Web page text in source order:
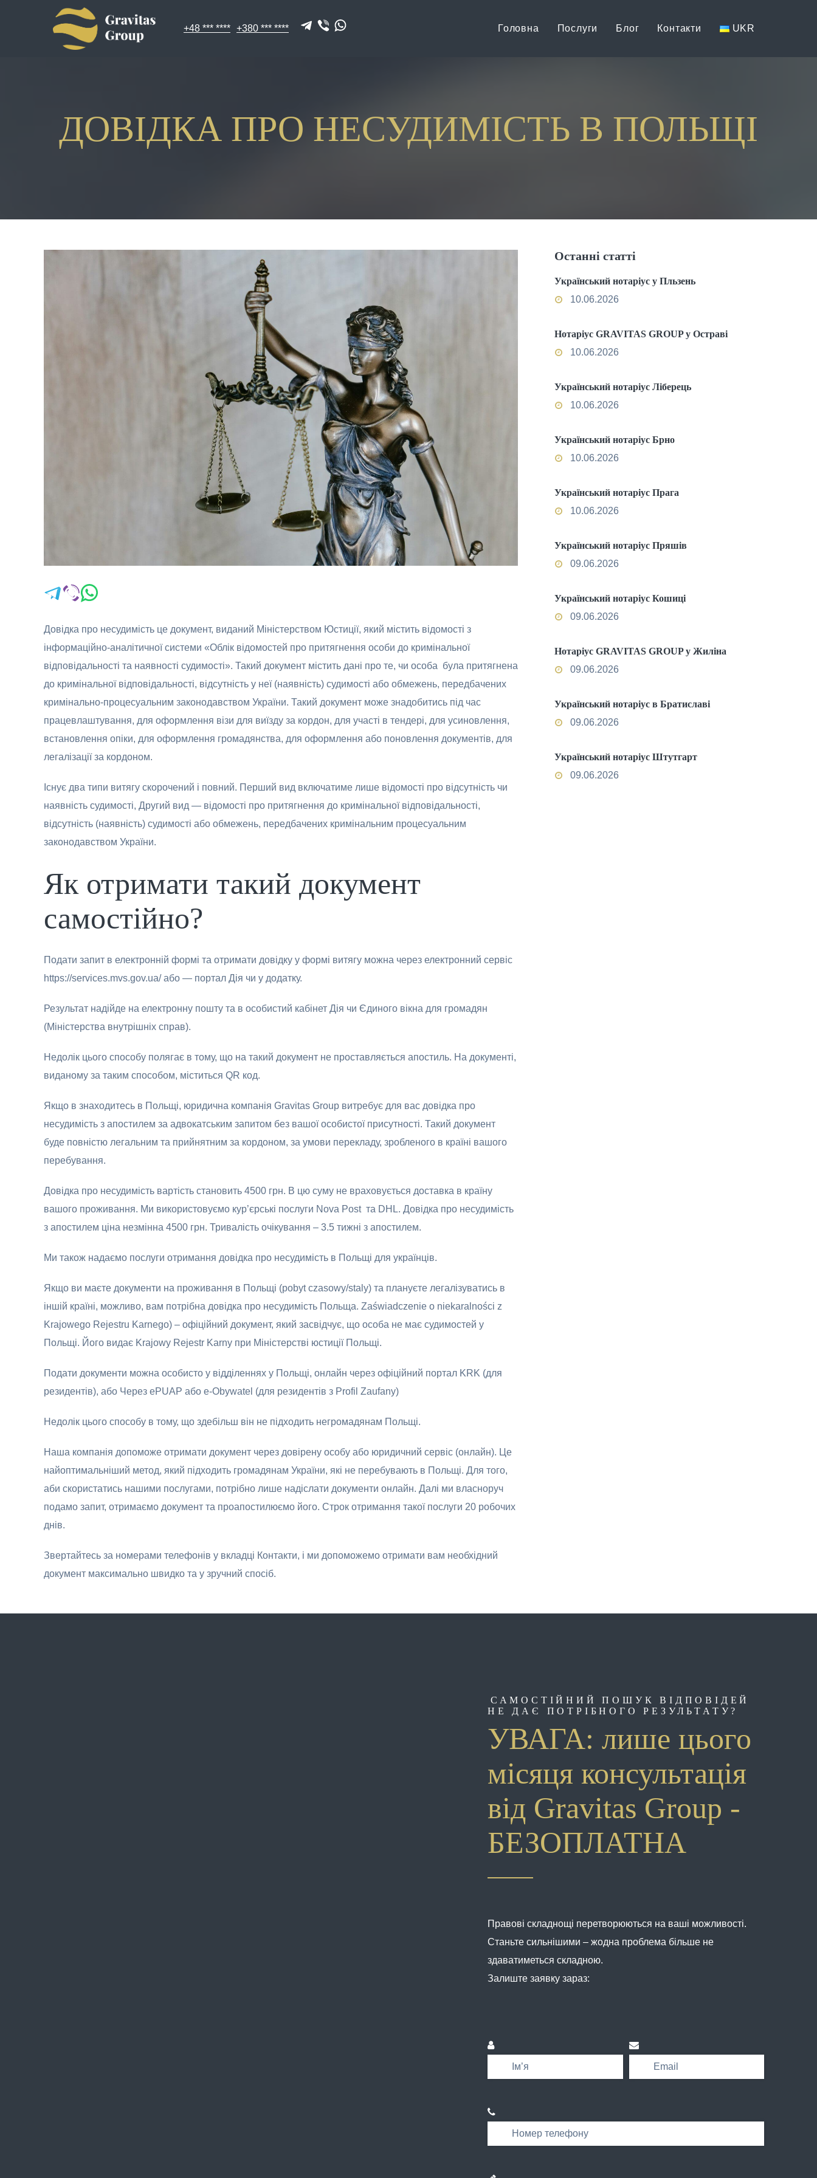
+48 *** **** +380 *** **** Головна Послуги Блог Контакти UKR
ДОВІДКА ПРО НЕСУДИМІСТЬ В ПОЛЬЩІ
Довідка про несудимість це документ, виданий Міністерством Юстиції, який містить відомості з
інформаційно-аналітичної системи «Облік відомостей про притягнення особи до кримінальної
відповідальності та наявності судимості». Такий документ містить дані про те, чи особа була притягнена
до кримінальної відповідальності, відсутність у неї (наявність) судимості або обмежень, передбачених
кримінально-процесуальним законодавством України. Такий документ може знадобитись під час
працевлаштування, для оформлення візи для виїзду за кордон, для участі в тендері, для усиновлення,
встановлення опіки, для оформлення громадянства, для оформлення або поновлення документів, для
легалізації за кордоном.
Існує два типи витягу скорочений і повний. Перший вид включатиме лише відомості про відсутність чи
наявність судимості, Другий вид — відомості про притягнення до кримінальної відповідальності,
відсутність (наявність) судимості або обмежень, передбачених кримінальним процесуальним
законодавством України.
Як отримати такий документ
самостійно?
Подати запит в електронній формі та отримати довідку у формі витягу можна через електронний сервіс
https://services.mvs.gov.ua/ або — портал Дія чи у додатку.
Результат надійде на електронну пошту та в особистий кабінет Дія чи Єдиного вікна для громадян
(Міністерства внутрішніх справ).
Недолік цього способу полягає в тому, що на такий документ не проставляється апостиль. На документі,
виданому за таким способом, міститься QR код.
Якщо в знаходитесь в Польщі, юридична компанія Gravitas Group витребує для вас довідка про
несудимість з апостилем за адвокатським запитом без вашої особистої присутності. Такий документ
буде повністю легальним та прийнятним за кордоном, за умови перекладу, зробленого в країні вашого
перебування.
Довідка про несудимість вартість становить 4500 грн. В цю суму не враховується доставка в країну
вашого проживання. Ми використовуємо кур’єрські послуги Nova Post та DHL. Довідка про несудимість
з апостилем ціна незмінна 4500 грн. Тривалість очікування – 3.5 тижні з апостилем.
Ми також надаємо послуги отримання довідка про несудимість в Польщі для українців.
Якщо ви маєте документи на проживання в Польщі (pobyt czasowy/staly) та плануєте легалізуватись в
іншій країні, можливо, вам потрібна довідка про несудимість Польща. Zaświadczenie o niekaralności z
Krajowego Rejestru Karnego) – офіційний документ, який засвідчує, що особа не має судимостей у
Польщі. Його видає Krajowy Rejestr Karny при Міністерстві юстиції Польщі.
Подати документи можна особисто у відділеннях у Польщі, онлайн через офіційний портал KRK (для
резидентів), або Через ePUAP або e-Obywatel (для резидентів з Profil Zaufany)
Недолік цього способу в тому, що здебільш він не підходить негромадянам Польщі.
Наша компанія допоможе отримати документ через довірену особу або юридичний сервіс (онлайн). Це
найоптимальніший метод, який підходить громадянам України, які не перебувають в Польщі. Для того,
аби скористатись нашими послугами, потрібно лише надіслати документи онлайн. Далі ми власноруч
подамо запит, отримаємо документ та проапостилюємо його. Строк отримання такої послуги 20 робочих
днів.
Звертайтесь за номерами телефонів у вкладці Контакти, і ми допоможемо отримати вам необхідний
документ максимально швидко та у зручний спосіб.
Останні статті
Український нотаріус у Пльзень
10.06.2026
Нотаріус GRAVITAS GROUP у Остраві
10.06.2026
Український нотаріус Ліберець
10.06.2026
Український нотаріус Брно
10.06.2026
Український нотаріус Прага
10.06.2026
Український нотаріус Пряшів
09.06.2026
Український нотаріус Кошиці
09.06.2026
Нотаріус GRAVITAS GROUP у Жиліна
09.06.2026
Український нотаріус в Братиславі
09.06.2026
Український нотаріус Штутгарт
09.06.2026
САМОСТІЙНИЙ ПОШУК ВІДПОВІДЕЙ
НЕ ДАЄ ПОТРІБНОГО РЕЗУЛЬТАТУ?
УВАГА: лише цього
місяця консультація
від Gravitas Group -
БЕЗОПЛАТНА
Правові складнощі перетворюються на ваші можливості.
Станьте сильнішими – жодна проблема більше не
здаватиметься складною.
Залиште заявку зараз: